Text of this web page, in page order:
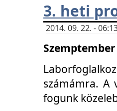
3. heti
2014. 09. 22. -
számámra. A
fogunk